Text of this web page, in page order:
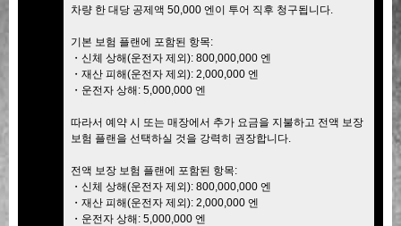
차량 한 대당 공제액 50,000 엔이 투어 직후 청구됩니다.
기본 보험 플랜에 포함된 항목:
・신체 상해(운전자 제외): 800,000,000 엔
・재산 피해(운전자 제외): 2,000,000 엔
・운전자 상해: 5,000,000 엔
따라서 예약 시 또는 매장에서 추가 요금을 지불하고 전액 보장
보험 플랜을 선택하실 것을 강력히 권장합니다.
전액 보장 보험 플랜에 포함된 항목:
・신체 상해(운전자 제외): 800,000,000 엔
・재산 피해(운전자 제외): 2,000,000 엔
・운전자 상해: 5,000,000 엔